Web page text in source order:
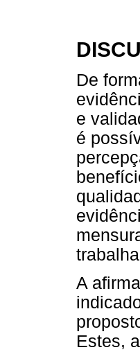
De
e
é
A
Estes,